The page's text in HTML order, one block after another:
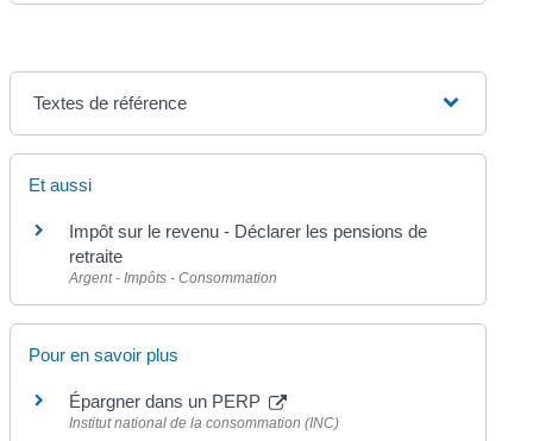
Textes de référence
Et aussi
Impôt sur le revenu - Déclarer les pensions de
retraite
Argent - Impôts - Consommation
Pour en savoir plus
Épargner dans un PERP
Institut national de la consommation (INC)